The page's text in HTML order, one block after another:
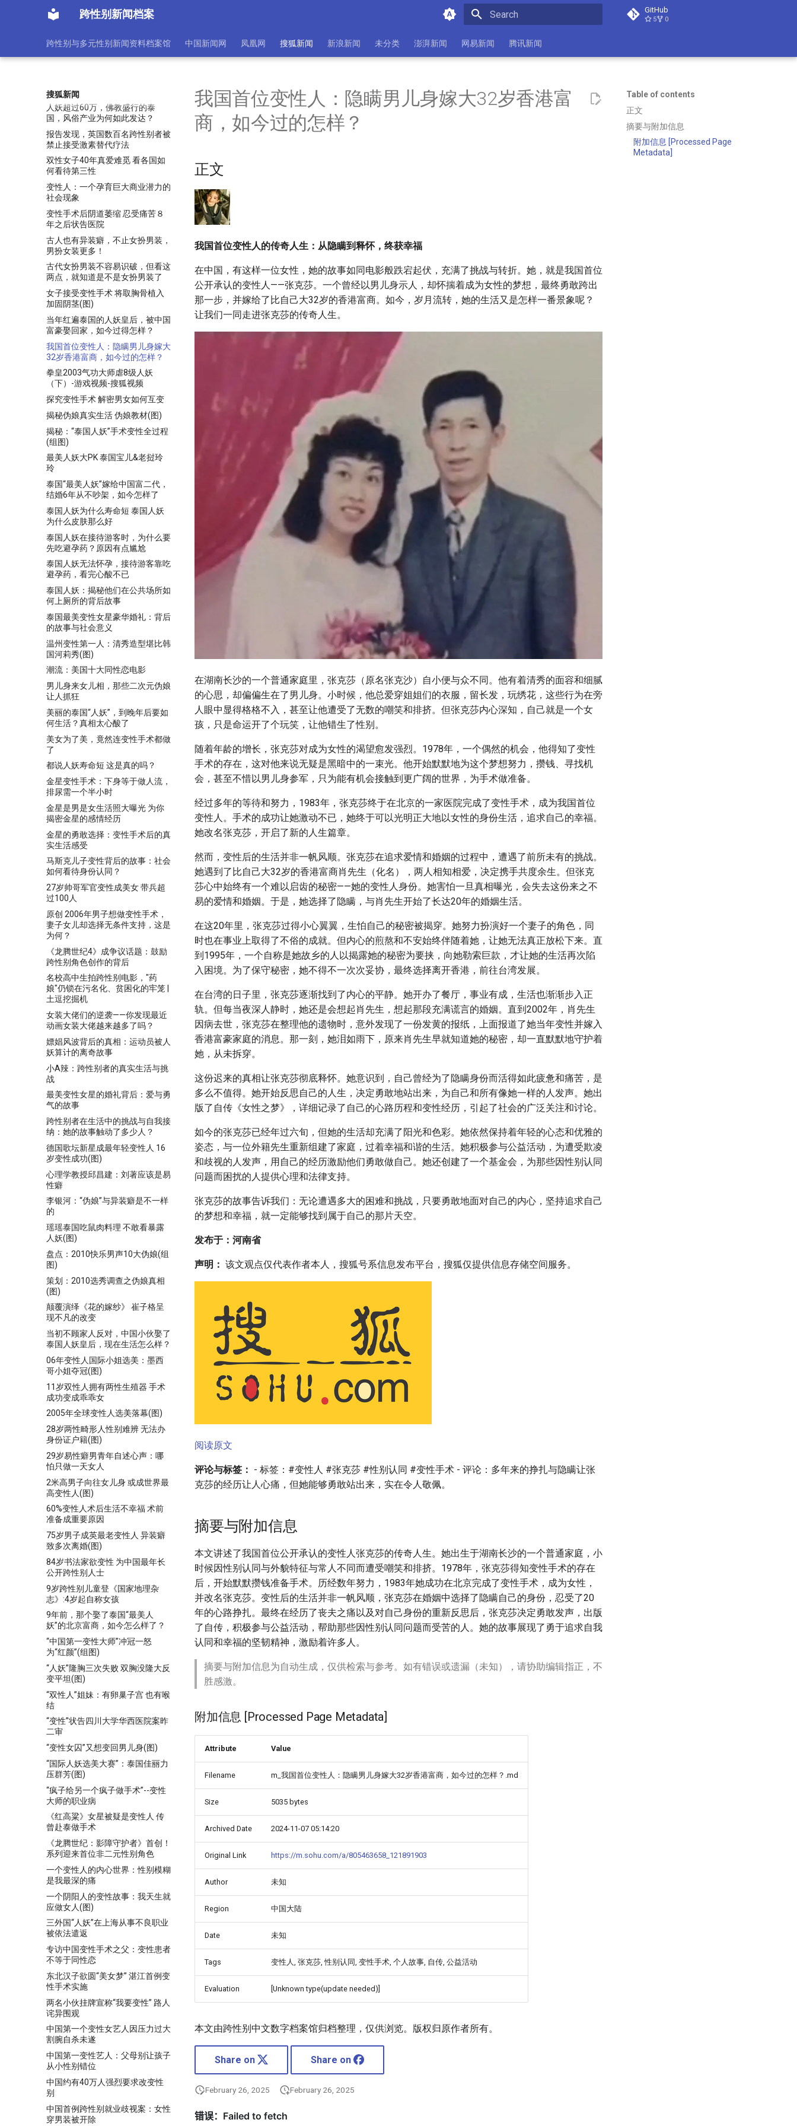
跨性别新闻档案 GitHub
5 0
跨性别与多元性别新闻资料档案馆 中国新闻网 凤凰网 搜狐新闻 新浪新闻 未分类 澎湃新闻 网易新闻 腾讯新闻
搜狐新闻
世界十大最美“变性人”【组图】
频出炉
姐”：屈辱不重要，做自己才重要
人妖超过60万，佛教盛行的泰
国，风俗产业为何如此发达？
报告发现，英国数百名跨性别者被
禁止接受激素替代疗法
双性女子40年真爱难觅 看各国如
何看待第三性
变性人：一个孕育巨大商业潜力的
社会现象
变性手术后阴道萎缩 忍受痛苦８
年之后状告医院
古人也有异装癖，不止女扮男装，
男扮女装更多！
古代女扮男装不容易识破，但看这
两点，就知道是不是女扮男装了
女子接受变性手术 将取胸骨植入
加固阴茎(图)
当年红遍泰国的人妖皇后，被中国
富豪娶回家，如今过得怎样？
我国首位变性人：隐瞒男儿身嫁大
32岁香港富商，如今过的怎样？
拳皇2003气功大师虐8级人妖
（下）-游戏视频-搜狐视频
探究变性手术 解密男女如何互变
揭秘伪娘真实生活 伪娘教材(图)
揭秘：“泰国人妖”手术变性全过程
(组图)
最美人妖大PK 泰国宝儿&老挝玲
玲
泰国“最美人妖”嫁给中国富二代，
结婚6年从不吵架，如今怎样了
泰国人妖为什么寿命短 泰国人妖
为什么皮肤那么好
泰国人妖在接待游客时，为什么要
先吃避孕药？原因有点尴尬
泰国人妖无法怀孕，接待游客靠吃
避孕药，看完心酸不已
泰国人妖：揭秘他们在公共场所如
何上厕所的背后故事
泰国最美变性女星豪华婚礼：背后
的故事与社会意义
温州变性第一人：清秀造型堪比韩
国河莉秀(图)
潮流：美国十大同性恋电影
男儿身来女儿相，那些二次元伪娘
让人抓狂
美丽的泰国“人妖”，到晚年后要如
何生活？真相太心酸了
美女为了美，竟然连变性手术都做
了
都说人妖寿命短 这是真的吗？
金星变性手术：下身等于做人流，
排尿需一个半小时
金星是男是女生活照大曝光 为你
揭密金星的感情经历
金星的勇敢选择：变性手术后的真
实生活感受
马斯克儿子变性背后的故事：社会
如何看待身份认同？
27岁帅哥军官变性成美女 带兵超
过100人
原创 2006年男子想做变性手术，
妻子女儿却选择无条件支持，这是
为何？
《龙腾世纪4》成争议话题：鼓励
跨性别角色创作的背后
名校高中生拍跨性别电影，"药
娘"仍锁在污名化、贫困化的牢笼 |
土逗挖掘机
女装大佬们的逆袭——你发现最近
动画女装大佬越来越多了吗？
嫖娼风波背后的真相：运动员被人
妖算计的离奇故事
小A辣：跨性别者的真实生活与挑
战
最美变性女星的婚礼背后：爱与勇
气的故事
跨性别者在生活中的挑战与自我接
纳：她的故事触动了多少人？
德国歌坛新星成最年轻变性人 16
岁变性成功(图)
心理学教授邱昌建：刘著应该是易
性癖
李银河：“伪娘”与异装癖是不一样
的
瑶瑶泰国吃鼠肉料理 不敢看暴露
人妖(图)
盘点：2010快乐男声10大伪娘(组
图)
策划：2010选秀调查之伪娘真相
(图)
颠覆演绎《花的嫁纱》 崔子格呈
现不凡的改变
当初不顾家人反对，中国小伙娶了
泰国人妖皇后，现在生活怎么样？
06年变性人国际小姐选美：墨西
哥小姐夺冠(图)
11岁双性人拥有两性生殖器 手术
成功变成乖乖女
2005年全球变性人选美落幕(图)
28岁两性畸形人性别难辨 无法办
身份证户籍(图)
29岁易性癖男青年自述心声：哪
怕只做一天女人
2米高男子向往女儿身 或成世界最
高变性人(图)
60%变性人术后生活不幸福 术前
准备成重要原因
75岁男子成英最老变性人 异装癖
致多次离婚(图)
84岁书法家欲变性 为中国最年长
公开跨性别人士
9岁跨性别儿童登《国家地理杂
志》:4岁起自称女孩
9年前，那个娶了泰国“最美人
妖”的北京富商，如今怎么样了？
“中国第一变性大师”冲冠一怒
为“红颜”(组图)
“人妖”隆胸三次失败 双胸没隆大反
变平坦(图)
“双性人”姐妹：有卵巢子宫 也有喉
结
“变性”状告四川大学华西医院案昨
二审
“变性女囚”又想变回男儿身(图)
“国际人妖选美大赛”：泰国佳丽力
压群芳(图)
“疯子给另一个疯子做手术”--变性
大师的职业病
《红高粱》女星被疑是变性人 传
曾赴泰做手术
《龙腾世纪：影障守护者》首创！
系列迎来首位非二元性别角色
一个变性人的内心世界：性别模糊
是我最深的痛
一个阴阳人的变性故事：我天生就
应做女人(图)
三外国“人妖”在上海从事不良职业
被依法遣返
专访中国变性手术之父：变性患者
不等于同性恋
东北汉子欲圆“美女梦” 湛江首例变
性手术实施
两名小伙挂牌宣称“我要变性” 路人
诧异围观
中国第一个变性女艺人因压力过大
割腕自杀未遂
中国第一变性艺人：父母别让孩子
从小性别错位
中国约有40万人强烈要求改变性
别
中国首例跨性别就业歧视案：女性
穿男装被开除
Table of contents
正文
摘要与附加信息
附加信息 [Processed Page
Metadata]
我国首位变性人：隐瞒男儿身嫁大32岁香港富
商，如今过的怎样？
正文
我国首位变性人的传奇人生：从隐瞒到释怀，终获幸福
在中国，有这样一位女性，她的故事如同电影般跌宕起伏，充满了挑战与转折。她，就是我国首位
公开承认的变性人——张克莎。一个曾经以男儿身示人，却怀揣着成为女性的梦想，最终勇敢跨出
那一步，并嫁给了比自己大32岁的香港富商。如今，岁月流转，她的生活又是怎样一番景象呢？
让我们一同走进张克莎的传奇人生。
在湖南长沙的一个普通家庭里，张克莎（原名张克沙）自小便与众不同。他有着清秀的面容和细腻
的心思，却偏偏生在了男儿身。小时候，他总爱穿姐姐们的衣服，留长发，玩绣花，这些行为在旁
人眼中显得格格不入，甚至让他遭受了无数的嘲笑和排挤。但张克莎内心深知，自己就是一个女
孩，只是命运开了个玩笑，让他错生了性别。
随着年龄的增长，张克莎对成为女性的渴望愈发强烈。1978年，一个偶然的机会，他得知了变性
手术的存在，这对他来说无疑是黑暗中的一束光。他开始默默地为这个梦想努力，攒钱、寻找机
会，甚至不惜以男儿身参军，只为能有机会接触到更广阔的世界，为手术做准备。
经过多年的等待和努力，1983年，张克莎终于在北京的一家医院完成了变性手术，成为我国首位
变性人。手术的成功让她激动不已，她终于可以光明正大地以女性的身份生活，追求自己的幸福。
她改名张克莎，开启了新的人生篇章。
然而，变性后的生活并非一帆风顺。张克莎在追求爱情和婚姻的过程中，遭遇了前所未有的挑战。
她遇到了比自己大32岁的香港富商肖先生（化名），两人相知相爱，决定携手共度余生。但张克
莎心中始终有一个难以启齿的秘密——她的变性人身份。她害怕一旦真相曝光，会失去这份来之不
易的爱情和婚姻。于是，她选择了隐瞒，与肖先生开始了长达20年的婚姻生活。
在这20年里，张克莎过得小心翼翼，生怕自己的秘密被揭穿。她努力扮演好一个妻子的角色，同
时也在事业上取得了不俗的成就。但内心的煎熬和不安始终伴随着她，让她无法真正放松下来。直
到1995年，一个自称是她故乡的人以揭露她的秘密为要挟，向她勒索巨款，才让她的生活再次陷
入困境。为了保守秘密，她不得不一次次妥协，最终选择离开香港，前往台湾发展。
在台湾的日子里，张克莎逐渐找到了内心的平静。她开办了餐厅，事业有成，生活也渐渐步入正
轨。但每当夜深人静时，她还是会想起肖先生，想起那段充满谎言的婚姻。直到2002年，肖先生
因病去世，张克莎在整理他的遗物时，意外发现了一份发黄的报纸，上面报道了她当年变性并嫁入
香港富豪家庭的消息。那一刻，她泪如雨下，原来肖先生早就知道她的秘密，却一直默默地守护着
她，从未拆穿。
这份迟来的真相让张克莎彻底释怀。她意识到，自己曾经为了隐瞒身份而活得如此疲惫和痛苦，是
多么不值得。她开始反思自己的人生，决定勇敢地站出来，为自己和所有像她一样的人发声。她出
版了自传《女性之梦》，详细记录了自己的心路历程和变性经历，引起了社会的广泛关注和讨论。
如今的张克莎已经年过六旬，但她的生活却充满了阳光和色彩。她依然保持着年轻的心态和优雅的
姿态，与一位外籍先生重新组建了家庭，过着幸福和谐的生活。她积极参与公益活动，为遭受欺凌
和歧视的人发声，用自己的经历激励他们勇敢做自己。她还创建了一个基金会，为那些因性别认同
问题而困扰的人提供心理和法律支持。
张克莎的故事告诉我们：无论遭遇多大的困难和挑战，只要勇敢地面对自己的内心，坚持追求自己
的梦想和幸福，就一定能够找到属于自己的那片天空。
发布于：河南省
声明： 该文观点仅代表作者本人，搜狐号系信息发布平台，搜狐仅提供信息存储空间服务。
阅读原文
评论与标签： - 标签：#变性人 #张克莎 #性别认同 #变性手术 - 评论：多年来的挣扎与隐瞒让张
克莎的经历让人心痛，但她能够勇敢站出来，实在令人敬佩。
摘要与附加信息
本文讲述了我国首位公开承认的变性人张克莎的传奇人生。她出生于湖南长沙的一个普通家庭，小
时候因性别认同与外貌特征与常人不同而遭受嘲笑和排挤。1978年，张克莎得知变性手术的存在
后，开始默默攒钱准备手术。历经数年努力，1983年她成功在北京完成了变性手术，成为女性，
并改名张克莎。变性后的生活并非一帆风顺，张克莎在婚姻中选择了隐瞒自己的身份，忍受了20
年的心路挣扎。最终在经历了丧夫之痛以及对自己身份的重新反思后，张克莎决定勇敢发声，出版
了自传，积极参与公益活动，帮助那些因性别认同问题而受苦的人。她的故事展现了勇于追求自我
认同和幸福的坚韧精神，激励着许多人。
摘要与附加信息为自动生成，仅供检索与参考。如有错误或遗漏（未知），请协助编辑指正，不
胜感激。
附加信息 [Processed Page Metadata]
Attribute Value
Filename m_我国首位变性人：隐瞒男儿身嫁大32岁香港富商，如今过的怎样？.md
Size 5035 bytes
Archived Date 2024-11-07 05:14:20
Original Link https://m.sohu.com/a/805463658_121891903
Author 未知
Region 中国大陆
Date 未知
Tags 变性人, 张克莎, 性别认同, 变性手术, 个人故事, 自传, 公益活动
Evaluation [Unknown type(update needed)]
本文由跨性别中文数字档案馆归档整理，仅供浏览。版权归原作者所有。
Share on Share on
February 26, 2025 February 26, 2025